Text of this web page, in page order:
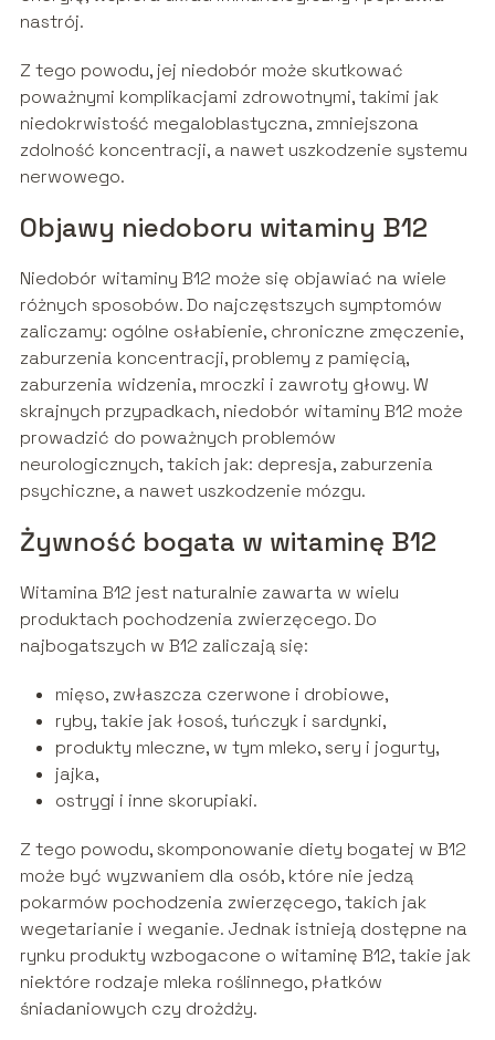
nastrój.
Z tego powodu, jej niedobór może skutkować
poważnymi komplikacjami zdrowotnymi, takimi jak
niedokrwistość megaloblastyczna, zmniejszona
zdolność koncentracji, a nawet uszkodzenie systemu
nerwowego.
Objawy niedoboru witaminy B12
Niedobór witaminy B12 może się objawiać na wiele
różnych sposobów. Do najczęstszych symptomów
zaliczamy: ogólne osłabienie, chroniczne zmęczenie,
zaburzenia koncentracji, problemy z pamięcią,
zaburzenia widzenia, mroczki i zawroty głowy. W
skrajnych przypadkach, niedobór witaminy B12 może
prowadzić do poważnych problemów
neurologicznych, takich jak: depresja, zaburzenia
psychiczne, a nawet uszkodzenie mózgu.
Żywność bogata w witaminę B12
Witamina B12 jest naturalnie zawarta w wielu
produktach pochodzenia zwierzęcego. Do
najbogatszych w B12 zaliczają się:
mięso, zwłaszcza czerwone i drobiowe,
ryby, takie jak łosoś, tuńczyk i sardynki,
produkty mleczne, w tym mleko, sery i jogurty,
jajka,
ostrygi i inne skorupiaki.
Z tego powodu, skomponowanie diety bogatej w B12
może być wyzwaniem dla osób, które nie jedzą
pokarmów pochodzenia zwierzęcego, takich jak
wegetarianie i weganie. Jednak istnieją dostępne na
rynku produkty wzbogacone o witaminę B12, takie jak
niektóre rodzaje mleka roślinnego, płatków
śniadaniowych czy drożdży.